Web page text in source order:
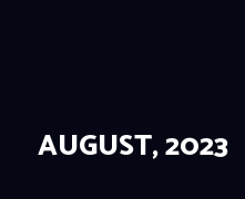
HOME
AUGUST, 2023